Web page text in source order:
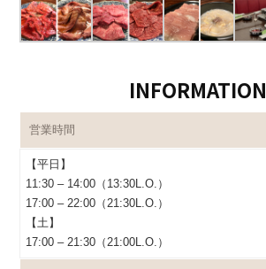
INFORMATION
営業時間
【平日】
11:30 – 14:00（13:30L.O.）
17:00 – 22:00（21:30L.O.）
【土】
17:00 – 21:30（21:00L.O.）